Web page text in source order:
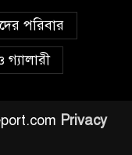
পরিবার
গ্যালারী
Privacy